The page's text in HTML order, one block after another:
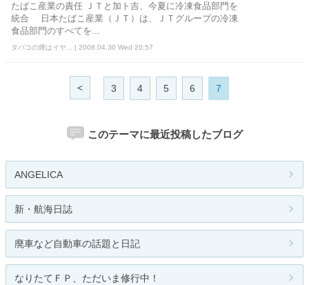
たばこ産業の責任 ＪＴと加ト吉、今夏に冷凍食品部門を
統合 日本たばこ産業（ＪＴ）は、ＪＴグループの冷凍
食品部門のすべてを...
タバコの煙はイヤ... | 2008.04.30 Wed 20:57
< 3 4 5 6 7
このテーマに最近投稿したブログ
ANGELICA
新・航海日誌
廃車など自動車の話題と日記
なりたてＦＰ、ただいま修行中！